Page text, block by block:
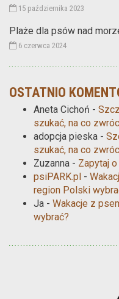
15 października 2023
Plaże dla psów nad
6 czerwca 2024
OSTATNIO
Aneta Cichoń -
szukać, na co
adopcja pieska -
szukać, na co
Zuzanna - Zapytaj
psiPARK.pl -
region Polski
Ja - Wakacje z
wybrać?